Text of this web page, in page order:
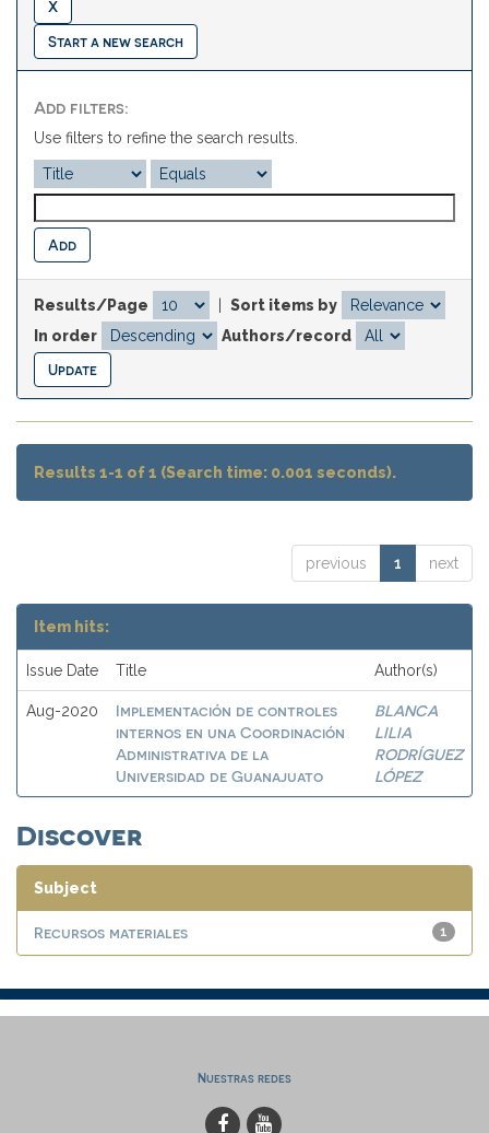
Start a new search
Add filters:
Use filters to refine the search results.
Results/Page
Sort items by
In order
Authors/record
Results 1-1 of 1 (Search time: 0.001 seconds).
previous 1 next
Item hits:
Issue Date Title Author(s)
Aug-2020
Implementación de controles
internos en una Coordinación
Administrativa de la
Universidad de Guanajuato
BLANCA
LILIA
RODRÍGUEZ
LÓPEZ
Discover
Subject
1
Recursos materiales
Nuestras redes